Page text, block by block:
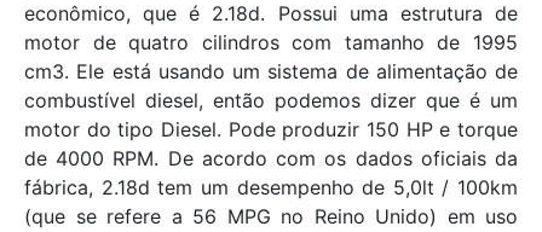
econômico, que é 2.18d. Possui uma estrutura de
motor de quatro cilindros com tamanho de 1995
cm3. Ele está usando um sistema de alimentação de
combustível diesel, então podemos dizer que é um
motor do tipo Diesel. Pode produzir 150 HP e torque
de 4000 RPM. De acordo com os dados oficiais da
fábrica, 2.18d tem um desempenho de 5,0lt / 100km
(que se refere a 56 MPG no Reino Unido) em uso